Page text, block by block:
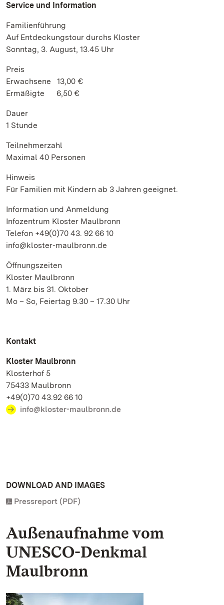
Service und Information
Familienführung
Auf Entdeckungstour durchs Kloster
Sonntag, 3. August, 13.45 Uhr
Preis
Erwachsene 13,00 €
Ermäßigte 6,50 €
Dauer
1 Stunde
Teilnehmerzahl
Maximal 40 Personen
Hinweis
Für Familien mit Kindern ab 3 Jahren geeignet.
Information und Anmeldung
Infozentrum Kloster Maulbronn
Telefon +49(0)70 43. 92 66 10
info@kloster-maulbronn.de
Öffnungszeiten
Kloster Maulbronn
1. März bis 31. Oktober
Mo – So, Feiertag 9.30 – 17.30 Uhr
Kontakt
Kloster Maulbronn
Klosterhof 5
75433 Maulbronn
+49(0)70 43.92 66 10
info@kloster-maulbronn.de
DOWNLOAD AND IMAGES
Pressreport (PDF)
Außenaufnahme vom
UNESCO-Denkmal
Maulbronn